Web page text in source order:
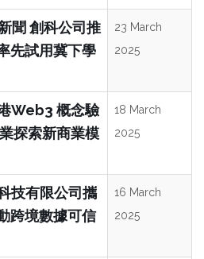
聞 創科公司推
先試用冀下學
23 March
2025
Web3 概念驗
探索新商業模
18 March
2025
技有限公司攜
跨境數據可信
16 March
2025